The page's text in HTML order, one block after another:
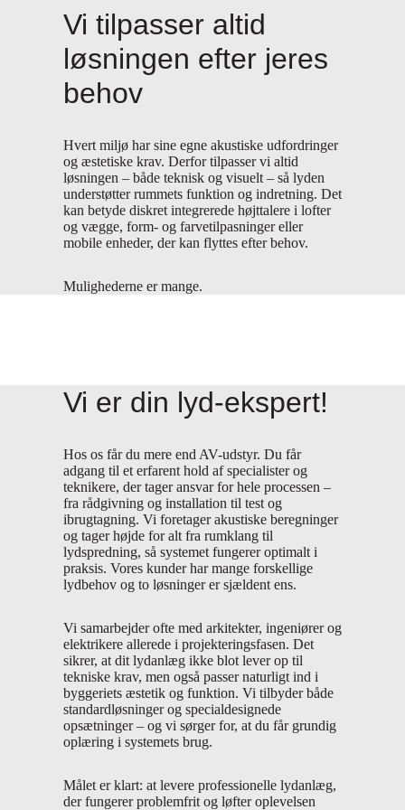
Vi tilpasser altid
løsningen efter jeres
behov
Hvert miljø har sine egne akustiske udfordringer
og æstetiske krav. Derfor tilpasser vi altid
løsningen – både teknisk og visuelt – så lyden
understøtter rummets funktion og indretning. Det
kan betyde diskret integrerede højttalere i lofter
og vægge, form- og farvetilpasninger eller
mobile enheder, der kan flyttes efter behov.
Mulighederne er mange.
Vi er din lyd-ekspert!
Hos os får du mere end AV-udstyr. Du får
adgang til et erfarent hold af specialister og
teknikere, der tager ansvar for hele processen –
fra rådgivning og installation til test og
ibrugtagning. Vi foretager akustiske beregninger
og tager højde for alt fra rumklang til
lydspredning, så systemet fungerer optimalt i
praksis. Vores kunder har mange forskellige
lydbehov og to løsninger er sjældent ens.
Vi samarbejder ofte med arkitekter, ingeniører og
elektrikere allerede i projekteringsfasen. Det
sikrer, at dit lydanlæg ikke blot lever op til
tekniske krav, men også passer naturligt ind i
byggeriets æstetik og funktion. Vi tilbyder både
standardløsninger og specialdesignede
opsætninger – og vi sørger for, at du får grundig
oplæring i systemets brug.
Målet er klart: at levere professionelle lydanlæg,
der fungerer problemfrit og løfter oplevelsen